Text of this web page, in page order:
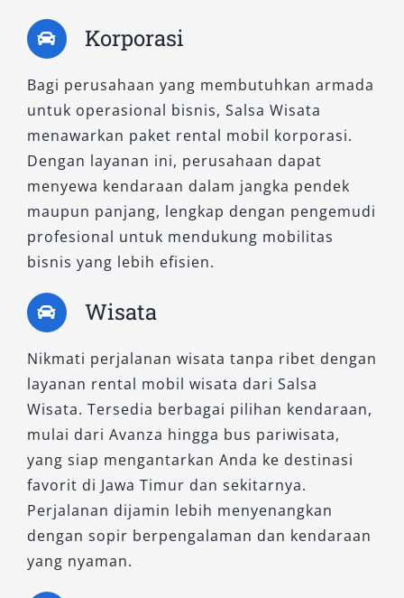
Kebutuhan harian atau mobil pengganti
sementara
Dengan fleksibilitas tinggi, layanan ini dapat
disesuaikan untuk berbagai skenario
perjalanan.
Cara Pemesanan Rental Mobil
Surabaya di Salsa Wisata
cepat:
Pilih jenis mobil sesuai kebutuhan
Tentukan durasi sewa (harian/bulanan)
Pilih layanan (lepas kunci atau dengan
sopir)
Tentukan tanggal penggunaan
Isi data pemesanan dan kontak aktif
Tunggu konfirmasi dari tim layanan
Lakukan pembayaran DP
Setelah itu, kendaraan siap digunakan sesuai
jadwal.
Korporasi
Bagi perusahaan yang membutuhkan armada
untuk operasional bisnis, Salsa Wisata
menawarkan paket rental mobil korporasi.
Dengan layanan ini, perusahaan dapat
menyewa kendaraan dalam jangka pendek
maupun panjang, lengkap dengan pengemudi
profesional untuk mendukung mobilitas
bisnis yang lebih efisien.
Wisata
Nikmati perjalanan wisata tanpa ribet dengan
layanan rental mobil wisata dari Salsa
Wisata. Tersedia berbagai pilihan kendaraan,
mulai dari Avanza hingga bus pariwisata,
yang siap mengantarkan Anda ke destinasi
favorit di Jawa Timur dan sekitarnya.
Perjalanan dijamin lebih menyenangkan
dengan sopir berpengalaman dan kendaraan
yang nyaman.